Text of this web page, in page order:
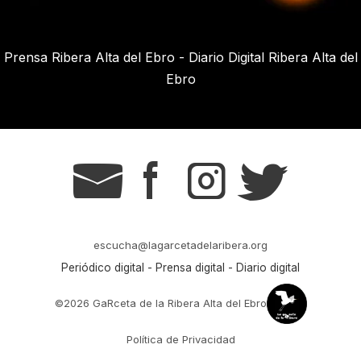
Prensa Ribera Alta del Ebro - Diario Digital Ribera Alta del
Ebro
g s t r
escucha@lagarcetadelaribera.org
Periódico digital - Prensa digital - Diario digital
©2026 GaRceta de la Ribera Alta del Ebro
Política de Privacidad